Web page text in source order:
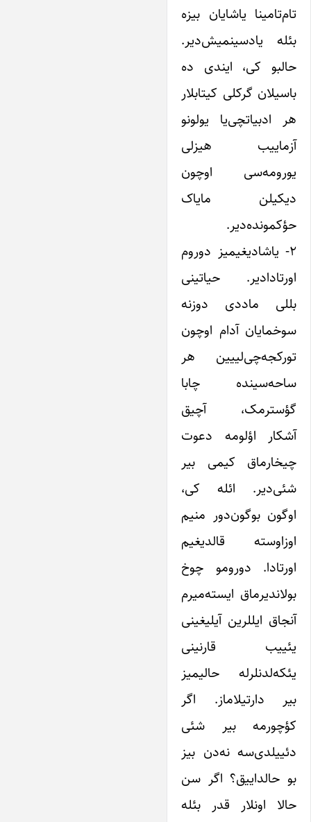
تام‌تامینا یاشایان بیزه
بئله یادسینمیش‌دیر.
حالبو کی، ایندی ده
باسیلان گرکلی کیتابلار
هر ادبیاتچی‌یا یولونو
آزماییب هیزلی
یورومه‌سی اوچون
دیکیلن مایاک
حؤکمونده‌دیر.
۲- یاشادیغیمیز دوروم
اورتادادیر. حیاتینی
بللی ماددی دوزنه
سوخمایان آدام اوچون
تورکجه‌چی‌لییین هر
ساحه‌سینده چابا
گؤسترمک، آچیق
آشکار اؤلومه دعوت
چیخارماق کیمی بیر
شئی‌دیر. ائله کی،
او‌گون بوگون‌دور منیم
اوز‌اوسته قالدیغیم
اورتادا. دورومو چوخ
بولاندیرماق ایسته‌میرم
آنجاق ایللرین آیلیغینی
یئییب قارنینی
یئکه‌لدنلرله حالیمیز
بیر دارتیلاماز. اگر
کؤچورمه بیر شئی
دئییلدی‌سه نه‌دن بیز
بو حالداییق؟ اگر سن
حالا اونلار قدر بئله